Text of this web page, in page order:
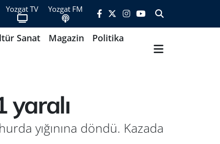
Yozgat TV Yozgat FM
Sanat Magazin
Politika
yaralı
yığınına döndü. Kazada